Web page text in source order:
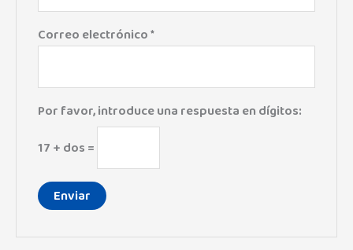
Correo electrónico*
Por favor, introduce una respuesta en dígitos:
17 + dos =